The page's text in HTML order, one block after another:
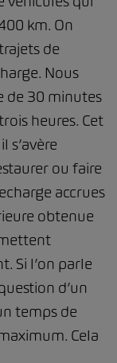
km. On
de
Nous
de 30 minutes
heures. Cet
s’avère
ou faire
accrues
obtenue
Si l’on parle
d’un
temps de
Cela